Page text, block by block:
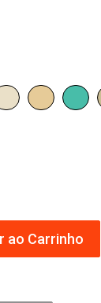
ao Carrinho